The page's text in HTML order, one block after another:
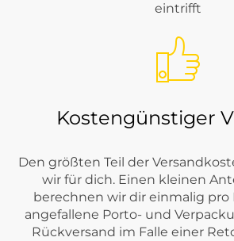
eintrifft
Kostengünstiger
Den größten Teil der
wir für dich. Einen kleinen
berechnen wir dir einmalig
angefallene Porto- und
Rückversand im Falle einer